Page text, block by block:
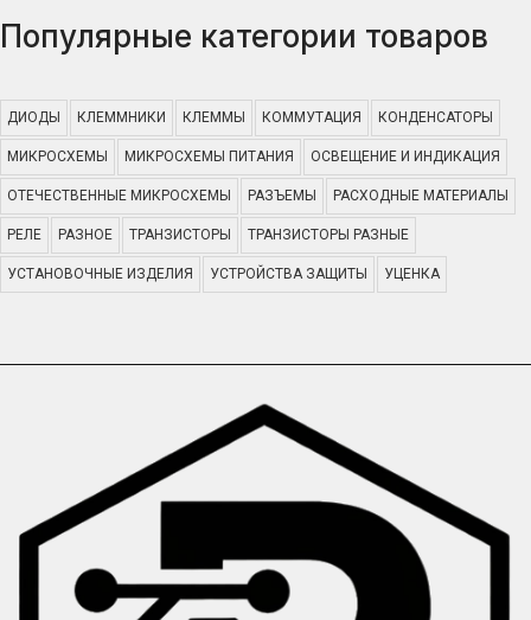
Популярные категории товаров
ДИОДЫ КЛЕММНИКИ КЛЕММЫ КОММУТАЦИЯ КОНДЕНСАТОРЫ
МИКРОСХЕМЫ МИКРОСХЕМЫ ПИТАНИЯ ОСВЕЩЕНИЕ И ИНДИКАЦИЯ
ОТЕЧЕСТВЕННЫЕ МИКРОСХЕМЫ РАЗЪЕМЫ РАСХОДНЫЕ МАТЕРИАЛЫ
РЕЛЕ РАЗНОЕ ТРАНЗИСТОРЫ ТРАНЗИСТОРЫ РАЗНЫЕ
УСТАНОВОЧНЫЕ ИЗДЕЛИЯ УСТРОЙСТВА ЗАЩИТЫ УЦЕНКА